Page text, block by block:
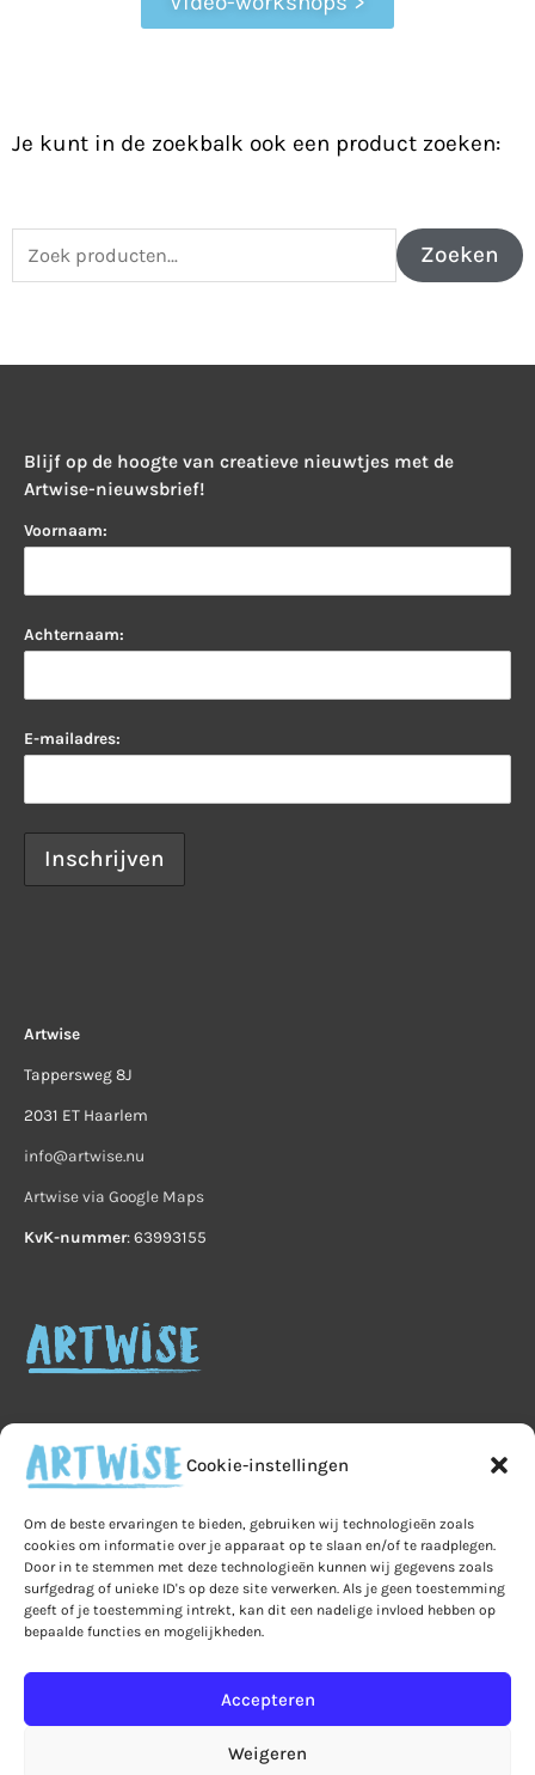
Cookie-instellingen
Om de beste ervaringen te bieden, gebruiken wij technologieën zoals
cookies om informatie over je apparaat op te slaan en/of te raadplegen.
Door in te stemmen met deze technologieën kunnen wij gegevens zoals
surfgedrag of unieke ID's op deze site verwerken. Als je geen toestemming
geeft of je toestemming intrekt, kan dit een nadelige invloed hebben op
bepaalde functies en mogelijkheden.
Accepteren
Weigeren
Je kunt in de zoekbalk ook een product zoeken:
Zoeken
naar:
Zoeken
Blijf op de hoogte van creatieve nieuwtjes met de
Artwise-nieuwsbrief!
Voornaam:
Achternaam:
E-mailadres:
Artwise
Tappersweg 8J
2031 ET Haarlem
info@artwise.nu
Artwise via Google Maps
KvK-nummer: 63993155
Home Veelgestelde vragen
B2B
Privacy
Algemene voorwaarden
Privacy
Ruilen & retourneren
Leveringen & verzendkosten
Bestelling & betaling
Winkelmand
Over Artwise
Contact